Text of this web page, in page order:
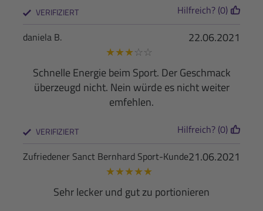
VERIFIZIERT Hilfreich? (0)
22.06.2021
daniela B.
★★★☆☆
Schnelle Energie beim Sport. Der Geschmack
überzeugd nicht. Nein würde es nicht weiter
emfehlen.
VERIFIZIERT Hilfreich? (0)
21.06.2021
Zufriedener Sanct Bernhard Sport-Kunde
★★★★★
Sehr lecker und gut zu portionieren